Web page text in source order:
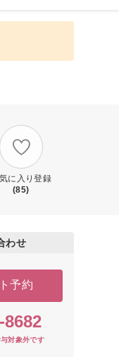
に入り登録
(85)
わせ
予約
8682
対象外です